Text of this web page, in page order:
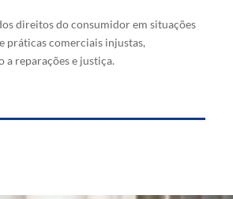
direitos do consumidor em situações
práticas comerciais injustas,
a reparações e justiça.
fraudes e práticas comerciais
acesso a reparações e justiça.